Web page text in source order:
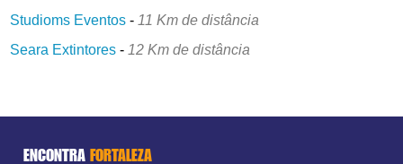
Studioms Eventos - 11 Km de distância
Seara Extintores - 12 Km de distância
ENCONTRA FORTALEZA